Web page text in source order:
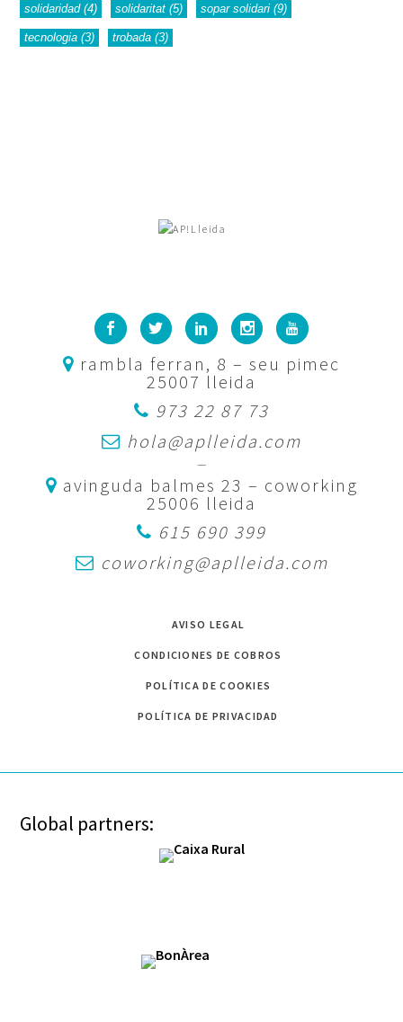
solidaridad(4) solidaritat (5) sopar solidari (9)
tecnologia (3) trobada (3)
rambla ferran, 8 – seu pimec
25007 lleida
973 22 87 73
hola@aplleida.com
—
avinguda balmes 23 – coworking
25006 lleida
615 690 399
coworking@aplleida.com
AVISO LEGAL
CONDICIONES DE COBROS
POLÍTICA DE COOKIES
POLÍTICA DE PRIVACIDAD
Global partners: